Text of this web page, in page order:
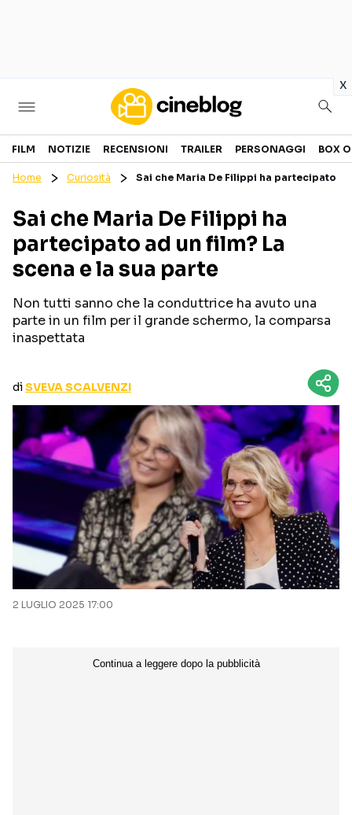
x
Cinema
GENERI
PERSONAGGI
CANALI STREAMING
Categorie
NOTIZIE
RECENSIONI
Seguici sui social
FILM NOTIZIE RECENSIONI TRAILER PERSONAGGI BOX
Home Curiosità Sai che Maria De Filippi ha partecipato
Sai che Maria De Filippi ha
partecipato ad un film? La
scena e la sua parte
Non tutti sanno che la conduttrice ha avuto una
parte in un film per il grande schermo, la comparsa
inaspettata
diSVEVA SCALVENZI
2 LUGLIO 2025 17:00